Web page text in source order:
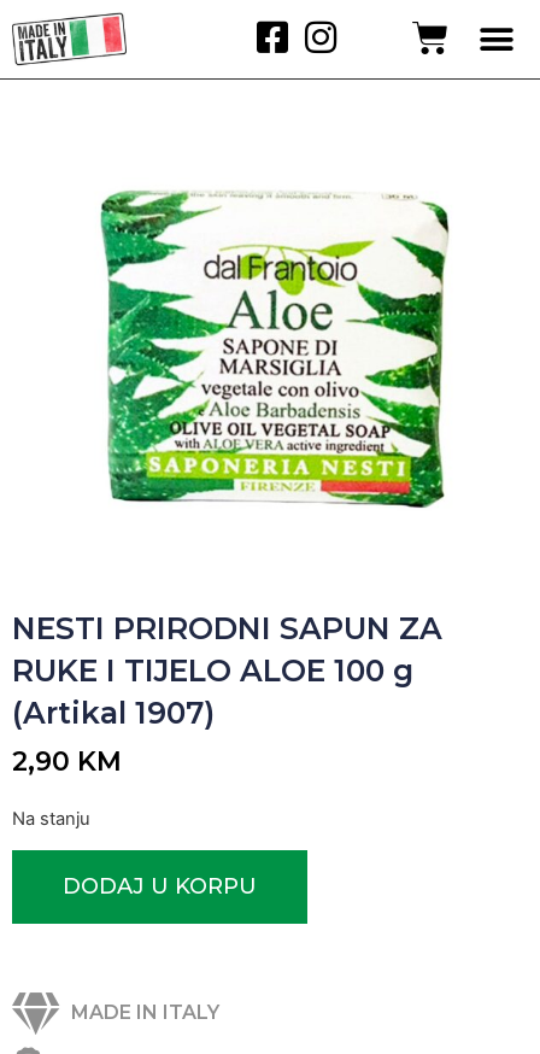
NESTI PRIRODNI SAPUN ZA
RUKE I TIJELO ALOE 100 g
(Artikal 1907)
2,90 KM
Na stanju
DODAJ U KORPU
MADE IN ITALY